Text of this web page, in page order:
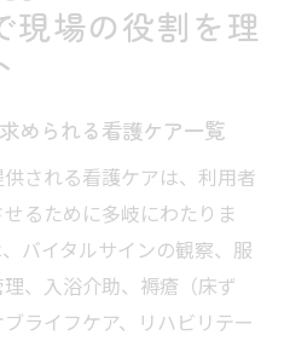
現場の役割を理
められる看護ケア一覧
される看護ケアは、利用者
るために多岐にわたりま
バイタルサインの観察、服
、入浴介助、褥瘡（床ず
ライフケア、リハビリテー